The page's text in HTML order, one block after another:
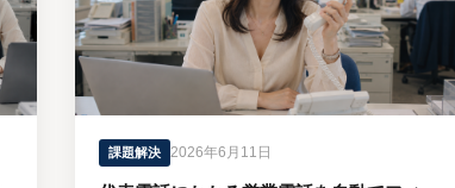
課題解決 2026年6月11日